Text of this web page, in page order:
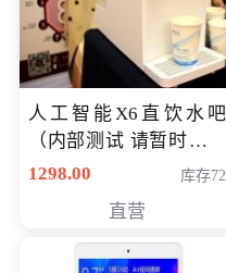
人工智能X6直饮水吧
（内部测试 请暂时不要
购买）
1298.00 库存72
直营